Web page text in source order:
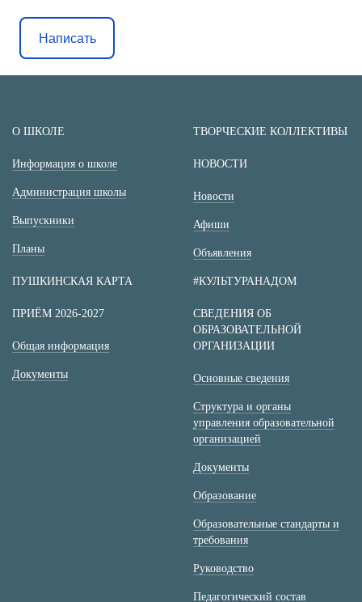
Написать
О ШКОЛЕ
Информация о школе
Администрация школы
Выпускники
Планы
ТВОРЧЕСКИЕ КОЛЛЕКТИВЫ
НОВОСТИ
Новости
Афиши
Объявления
ПУШКИНСКАЯ КАРТА #КУЛЬТУРАНАДОМ
ПРИЁМ 2026-2027
Общая информация
Документы
СВЕДЕНИЯ ОБ
ОБРАЗОВАТЕЛЬНОЙ
ОРГАНИЗАЦИИ
Основные сведения
Структура и органы
управления образовательной
организацией
Документы
Образование
Образовательные стандарты и
требования
Руководство
Педагогический состав